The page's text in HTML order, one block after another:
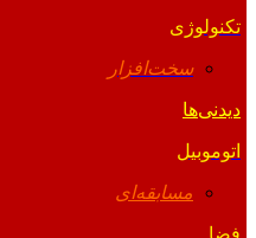
تکنولوژی
سخت‌افزار
دیدنی‌ها
اتوموبیل
مسابقه‌ای